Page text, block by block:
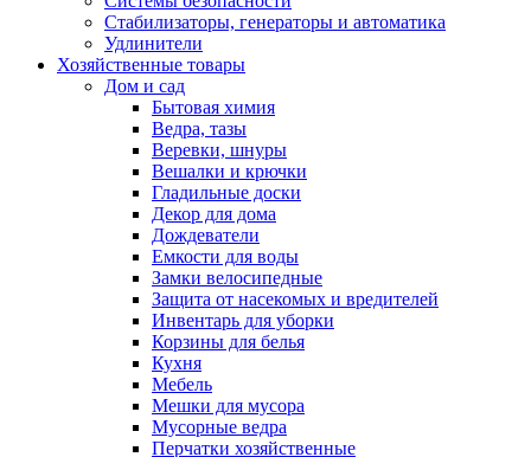
Стабилизаторы, генераторы и автоматика
Удлинители
Хозяйственные товары
Дом и сад
Бытовая химия
Ведра, тазы
Веревки, шнуры
Вешалки и крючки
Гладильные доски
Декор для дома
Дождеватели
Емкости для воды
Замки велосипедные
Защита от насекомых и вредителей
Инвентарь для уборки
Корзины для белья
Кухня
Мебель
Мешки для мусора
Мусорные ведра
Перчатки хозяйственные